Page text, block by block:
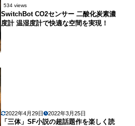
534 views
SwitchBot CO2センサー 二酸化炭素濃
度計 温湿度計で快適な空間を実現！
2022年4月29日 2022年3月25日
「三体」SF小説の超話題作を楽しく読